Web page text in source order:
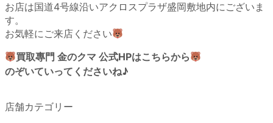
お店は国道4号線沿いアクロスプラザ盛岡敷地内にございま
す。
お気軽にご来店ください
買取專門 金のクマ 公式HPはこちらから
のぞいていってくださいね♪
店舗カテゴリー